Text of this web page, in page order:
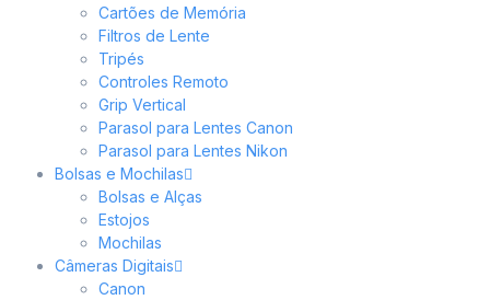
Cartões de Memória
Filtros de Lente
Tripés
Controles Remoto
Grip Vertical
Parasol para Lentes Canon
Parasol para Lentes Nikon
Bolsas e Mochilas
Bolsas e Alças
Estojos
Mochilas
Câmeras Digitais
Canon